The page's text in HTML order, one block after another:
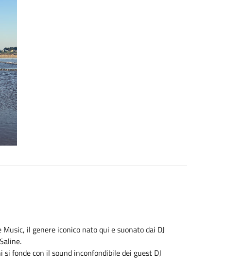
il genere iconico nato qui e suonato dai DJ
fonde con il sound inconfondibile dei guest DJ